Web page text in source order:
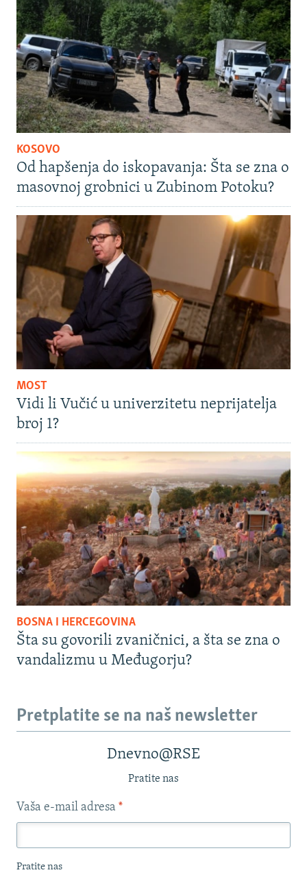
KOSOVO
Od hapšenja do iskopavanja: Šta se zna o
masovnoj grobnici u Zubinom Potoku?
MOST
Vidi li Vučić u univerzitetu neprijatelja
broj 1?
BOSNA I HERCEGOVINA
Šta su govorili zvaničnici, a šta se zna o
vandalizmu u Međugorju?
Pretplatite se na naš newsletter
Dnevno@RSE
Pratite nas
Vaša e-mail adresa *
Pratite nas